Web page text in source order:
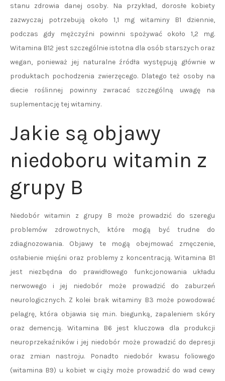
stanu zdrowia danej osoby. Na przykład, dorosłe kobiety
zazwyczaj potrzebują około 1,1 mg witaminy B1 dziennie,
podczas gdy mężczyźni powinni spożywać około 1,2 mg.
Witamina B12 jest szczególnie istotna dla osób starszych oraz
wegan, ponieważ jej naturalne źródła występują głównie w
produktach pochodzenia zwierzęcego. Dlatego też osoby na
diecie roślinnej powinny zwracać szczególną uwagę na
suplementację tej witaminy.
Jakie są objawy
niedoboru witamin z
grupy B
Niedobór witamin z grupy B może prowadzić do szeregu
problemów zdrowotnych, które mogą być trudne do
zdiagnozowania. Objawy te mogą obejmować zmęczenie,
osłabienie mięśni oraz problemy z koncentracją. Witamina B1
jest niezbędna do prawidłowego funkcjonowania układu
nerwowego i jej niedobór może prowadzić do zaburzeń
neurologicznych. Z kolei brak witaminy B3 może powodować
pelagrę, która objawia się m.in. biegunką, zapaleniem skóry
oraz demencją. Witamina B6 jest kluczowa dla produkcji
neuroprzekaźników i jej niedobór może prowadzić do depresji
oraz zmian nastroju. Ponadto niedobór kwasu foliowego
(witamina B9) u kobiet w ciąży może prowadzić do wad cewy